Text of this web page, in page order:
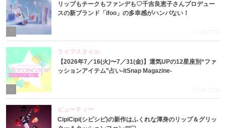
3
リップもチークもファンデも♡千吉良恵子さんプロデュー
スの新ブランド「ifoo」の多幸感がハンパない！
2026.7.10
4
ライフスタイル
【2026年7／16(火)〜7／31(金)】運気UPの12星座別“ファ
ッションアイテム”占い-itSnap Magazine-
2026.7.16
ビューティー
CipiCipi(シピシピ)の新作はふくれな渾身のリップ＆グリッ